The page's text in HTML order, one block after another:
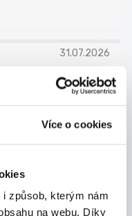
Více o cookies
způsob, kterým nám
na webu. Díky
31.07.2026
- 140 Kč,
hledáme
Budějovice